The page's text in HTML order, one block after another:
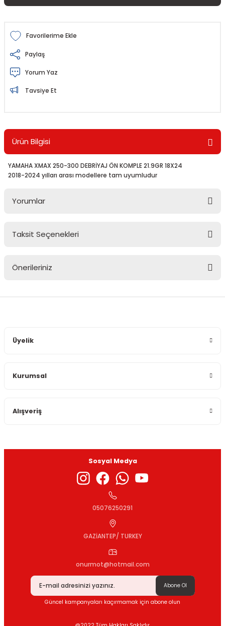
Paylaş
Yorum Yaz
Tavsiye Et
Ürün Bilgisi
YAMAHA XMAX 250-300 DEBRİYAJ ÖN KOMPLE 21.9GR 18X24
2018-2024 yılları arası modellere tam uyumludur
Yorumlar
Taksit Seçenekleri
Önerileriniz
Ürün bilgilerinde hatalar bulunuyor.
Gönder
Üyelik
Kurumsal
Alışveriş
Sosyal Medya
05076250291
GAZİANTEP/ TURKEY
onurmot@hotmail.com
Abone Ol
Güncel kampanyaları kaçırmamak için abone olun